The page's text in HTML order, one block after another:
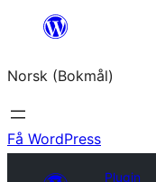
Hopp
innhold
Norsk (Bokmål)
Få WordPress
Plugin